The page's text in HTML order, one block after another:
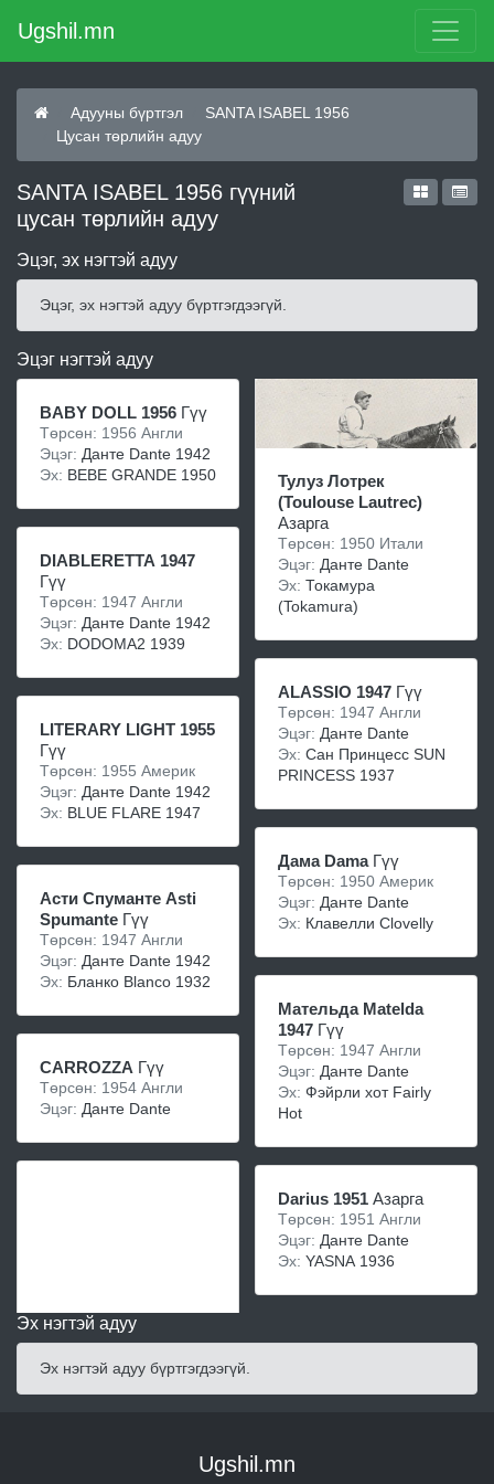
Ugshil.mn
Адууны бүртгэл
SANTA ISABEL 1956
Цусан төрлийн адуу
SANTA ISABEL 1956 гүүний
цусан төрлийн адуу
Эцэг, эх нэгтэй адуу
Эцэг, эх нэгтэй адуу бүртгэгдээгүй.
Эцэг нэгтэй адуу
BABY DOLL 1956 Гүү
Төрсөн: 1956 Англи
Эцэг: Данте Dante 1942
Эх: BEBE GRANDE 1950
DIABLERETTA 1947
Гүү
Төрсөн: 1947 Англи
Эцэг: Данте Dante 1942
Эх: DODOMA2 1939
LITERARY LIGHT 1955
Гүү
Төрсөн: 1955 Америк
Эцэг: Данте Dante 1942
Эх: BLUE FLARE 1947
Асти Спуманте Asti
Spumante Гүү
Төрсөн: 1947 Англи
Эцэг: Данте Dante 1942
Эх: Бланко Blanco 1932
CARROZZA Гүү
Төрсөн: 1954 Англи
Эцэг: Данте Dante
Тулуз Лотрек
(Toulouse Lautrec)
Азарга
Төрсөн: 1950 Итали
Эцэг: Данте Dante
Эх: Токамура
(Tokamura)
ALASSIO 1947 Гүү
Төрсөн: 1947 Англи
Эцэг: Данте Dante
Эх: Сан Принцесс SUN
PRINCESS 1937
Дама DamaГүү
Төрсөн: 1950 Америк
Эцэг: Данте Dante
Эх: Клавелли Clovelly
Мательда Matelda
1947 Гүү
Төрсөн: 1947 Англи
Эцэг: Данте Dante
Эх: Фэйрли хот Fairly
Hot
Darius 1951 Азарга
Төрсөн: 1951 Англи
Эцэг: Данте Dante
Эх: YASNA 1936
Эх нэгтэй адуу
Эх нэгтэй адуу бүртгэгдээгүй.
Ugshil.mn